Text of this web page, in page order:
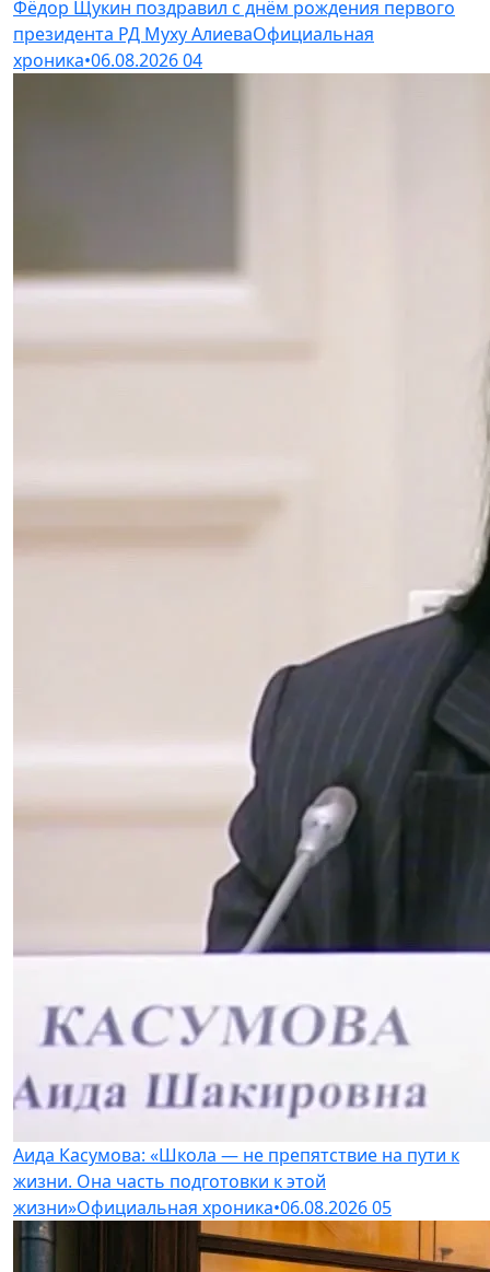
Фёдор Щукин поздравил с днём рождения первого
президента РД Муху АлиеваОфициальная
хроника•06.08.202604
Аида Касумова: «Школа — не препятствие на пути к
жизни. Она часть подготовки к этой
жизни»Официальная хроника•06.08.202605